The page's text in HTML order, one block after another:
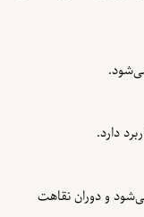
دارد.
و دوران نقاهت